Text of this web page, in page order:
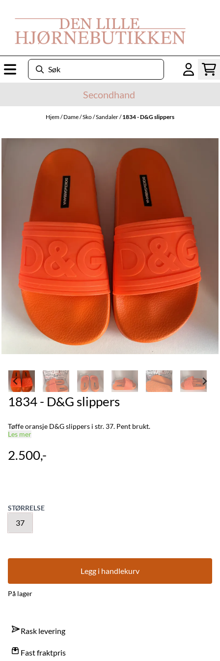
Secondhand
Hjem/Dame/Sko/Sandaler/1834 - D&G slippers
1834 - D&G slippers
Tøffe oransje D&G slippers i str. 37. Pent brukt.
Les mer
2.500,-
STØRRELSE
37
Legg i handlekurv
På lager
Rask levering
Fast fraktpris